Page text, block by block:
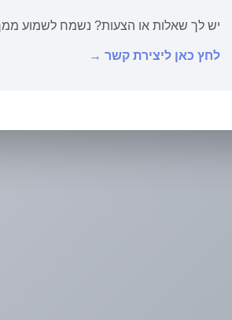
יש לך שאלות או הצעות? נשמח לשמוע
לחץ כאן ליצירת קשר →